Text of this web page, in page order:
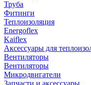
Труба
Фитинги
Теплоизоляция
Energoflex
Kaiflex
Аксессуары для
Вентиляторы
Вентиляторы
Микродвигатели
Запчасти и аксессуары